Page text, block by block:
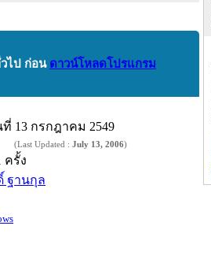
ไป ก่อน ดาวน์โหลดโปรแกรม
ที่ 13 กรกฎาคม 2549
(Last Updated : July 13, 2006)
ครั้ง
ฐานกุล